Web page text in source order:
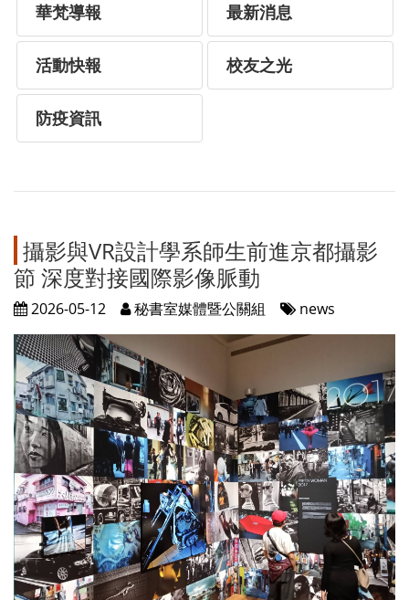
華梵導報 最新消息
活動快報 校友之光
防疫資訊
攝影與VR設計學系師生前進京都攝影
節 深度對接國際影像脈動
2026-05-12 秘書室媒體暨公關組 news